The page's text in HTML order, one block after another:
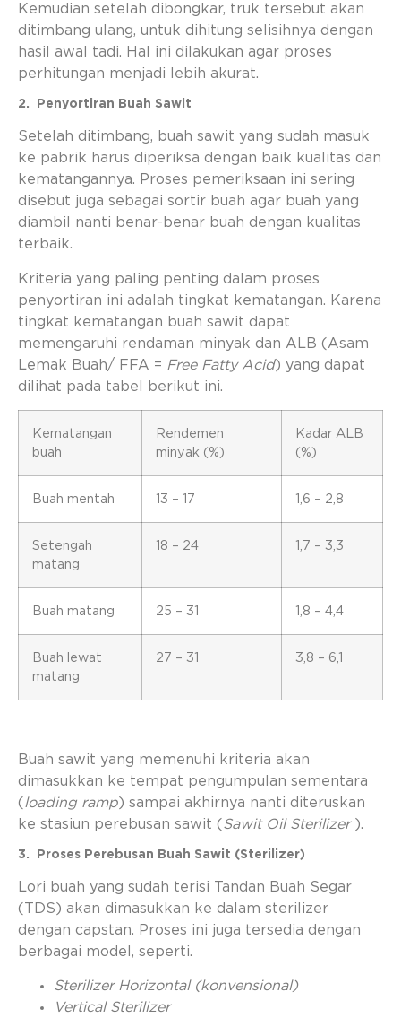
Kemudian setelah dibongkar, truk tersebut akan
ditimbang ulang, untuk dihitung selisihnya dengan
hasil awal tadi. Hal ini dilakukan agar proses
perhitungan menjadi lebih akurat.
2. Penyortiran Buah Sawit
Setelah ditimbang, buah sawit yang sudah masuk
ke pabrik harus diperiksa dengan baik kualitas dan
kematangannya. Proses pemeriksaan ini sering
disebut juga sebagai sortir buah agar buah yang
diambil nanti benar-benar buah dengan kualitas
terbaik.
Kriteria yang paling penting dalam proses
penyortiran ini adalah tingkat kematangan. Karena
tingkat kematangan buah sawit dapat
memengaruhi rendaman minyak dan ALB (Asam
Lemak Buah/ FFA = Free Fatty Acid) yang dapat
dilihat pada tabel berikut ini.
Kematangan
buah
Rendemen
minyak (%)
Kadar ALB
(%)
Buah mentah 13 – 17 1,6 – 2,8
Setengah
matang
18 – 24 1,7 – 3,3
Buah matang 25 – 31 1,8 – 4,4
Buah lewat
matang
27 – 31 3,8 – 6,1
Buah sawit yang memenuhi kriteria akan
dimasukkan ke tempat pengumpulan sementara
(loading ramp) sampai akhirnya nanti diteruskan
ke stasiun perebusan sawit (Sawit Oil Sterilizer).
3. Proses Perebusan Buah Sawit (Sterilizer)
Lori buah yang sudah terisi Tandan Buah Segar
(TDS) akan dimasukkan ke dalam sterilizer
dengan capstan. Proses ini juga tersedia dengan
berbagai model, seperti.
Sterilizer Horizontal (konvensional)
Vertical Sterilizer